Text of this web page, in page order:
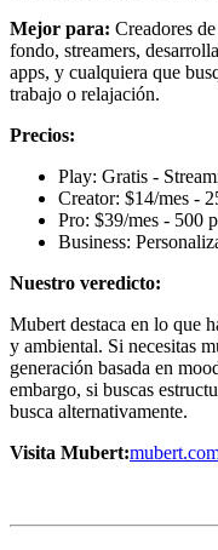
Mejor para: Creadores
fondo, streamers,
apps, y cualquiera que
trabajo o relajación.
Precios:
Play: Gratis -
Creator: $14/mes -
Pro: $39/mes - 500
Business:
Nuestro veredicto:
Mubert destaca en lo que
y ambiental. Si necesitas
generación basada en
embargo, si buscas
busca alternativamente.
Visita Mubert: